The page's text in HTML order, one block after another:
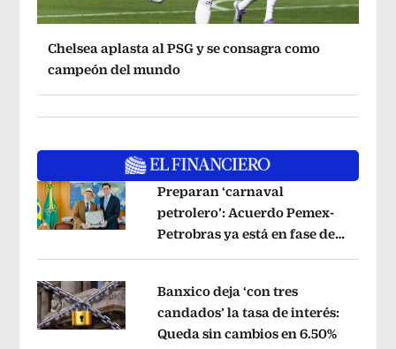
Chelsea aplasta al PSG y se consagra como
campeón del mundo
Opens in new window
Preparan ‘carnaval
petrolero’: Acuerdo Pemex-
Petrobras ya está en fase de
Opens in new window
Banxico deja ‘con tres
candados’ la tasa de interés:
Queda sin cambios en 6.50%Opens